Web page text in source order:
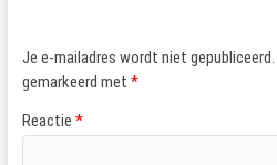
Je e-mailadres wordt niet gepubliceerd.
gemarkeerd met *
Reactie *